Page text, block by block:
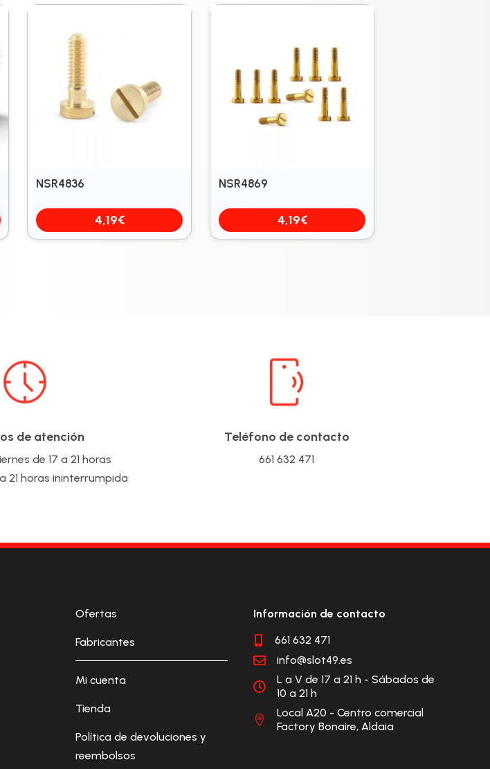
NSR4836
4,19€
NSR4869
4,19€
de atención
de 17 a 21 horas
21 horas ininterrumpida
Teléfono de contacto
661 632 471
Ofertas
Fabricantes
Mi cuenta
Tienda
Política de devoluciones y
reembolsos
Información de contacto
 661 632 471
 info@slot49.es

L a V de 17 a 21 h - Sábados de
10 a 21 h

Local A20 - Centro comercial
Factory Bonaire, Aldaia